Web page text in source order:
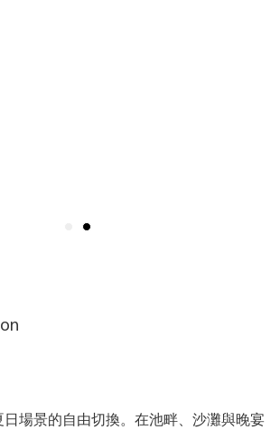
場景的自由切換。在池畔、沙灘與晚宴